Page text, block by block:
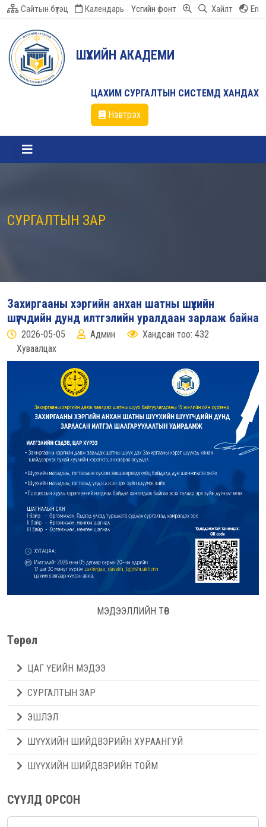
Сайтын бүтэц Календарь Үсгийн фонт Хайлт En
ШҮҮХИЙН АКАДЕМИ
ЦАХИМ СУРГАЛТЫН СИСТЕМД ХАНДАХ
Нэвтрэх
СУРГАЛТЫН ЗАР
Захиргааны хэргийн анхан шатны шүүхийн
шүүгчдийн дунд илтгэлийн уралдаан зарлаж байна
2026-05-05 Админ
Хандсан тоо: 432
Хуваалцах
МЭДЭЭЛЛИЙН ТӨВ
Төрөл
ЦАГ ҮЕИЙН МЭДЭЭ
СУРГАЛТЫН ЗАР
ЭШЛЭЛ
ШҮҮХИЙН ШИЙДВЭРИЙН ХУРААНГУЙ
ШҮҮХИЙН ШИЙДВЭРИЙН ТОЙМ
СҮҮЛД ОРСОН